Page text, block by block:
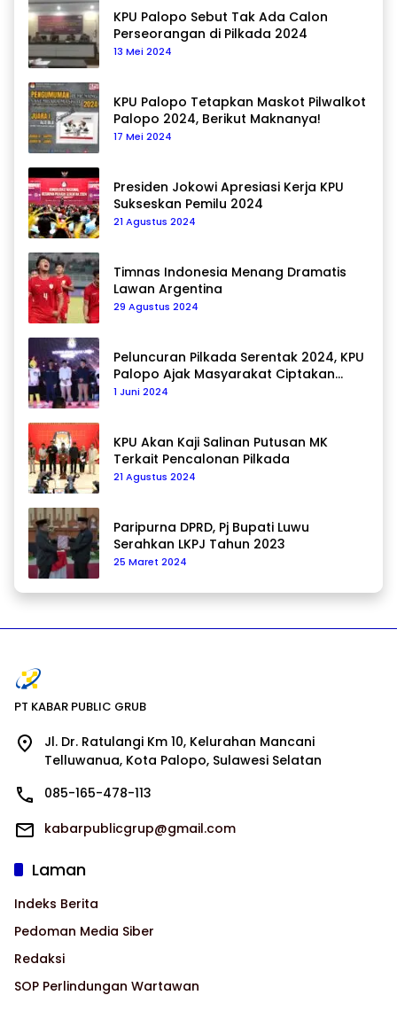
KPU Palopo Sebut Tak Ada Calon
Perseorangan di Pilkada 2024
13 Mei 2024
KPU Palopo Tetapkan Maskot Pilwalkot
Palopo 2024, Berikut Maknanya!
17 Mei 2024
Presiden Jokowi Apresiasi Kerja KPU
Sukseskan Pemilu 2024
21 Agustus 2024
Timnas Indonesia Menang Dramatis
Lawan Argentina
29 Agustus 2024
Peluncuran Pilkada Serentak 2024, KPU
Palopo Ajak Masyarakat Ciptakan
Pilkada Damai
1 Juni 2024
KPU Akan Kaji Salinan Putusan MK
Terkait Pencalonan Pilkada
21 Agustus 2024
Paripurna DPRD, Pj Bupati Luwu
Serahkan LKPJ Tahun 2023
25 Maret 2024
PT KABAR PUBLIC GRUB
Jl. Dr. Ratulangi Km 10, Kelurahan Mancani
Telluwanua, Kota Palopo, Sulawesi Selatan
085-165-478-113
kabarpublicgrup@gmail.com
Laman
Indeks Berita
Pedoman Media Siber
Redaksi
SOP Perlindungan Wartawan